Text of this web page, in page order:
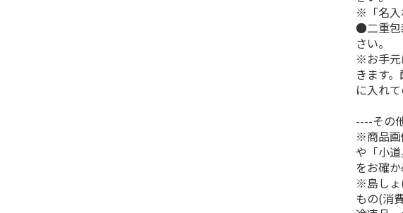
※「名入
●二重包
さい。
※お手元
きます
に入れ
----その
※商品画
や「小
をお確
※島しょ
もの(消